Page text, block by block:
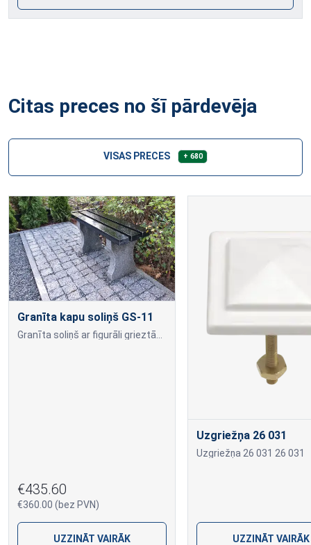
Citas preces no šī pārdevēja
VISAS PRECES + 680
Granīta kapu soliņš GS-11
Granīta soliņš ar figurāli grieztām kājām un sēžamo virsmu no granīta brusēm.
€435.60
€360.00 (bez PVN)
UZZINĀT VAIRĀK
Uzgriežņa 26 031
Uzgriežņa 26 031 26 031
UZZINĀT VAIRĀK